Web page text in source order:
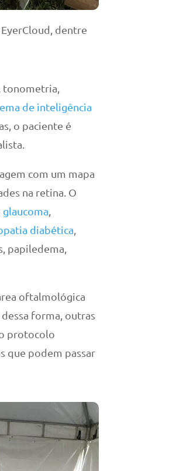
dentre
tonometria,
de inteligência
o paciente é
com um mapa
na retina. O
glaucoma
diabética
papiledema,
oftalmológica
forma, outras
protocolo
que podem passar